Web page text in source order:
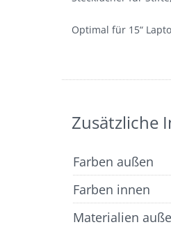
Optimal für 15“
Zusätzliche
Farben außen
Farben innen
Materialien